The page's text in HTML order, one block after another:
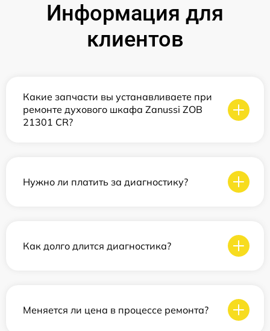
Информация для
клиентов
Какие запчасти вы устанавливаете при
ремонте духового шкафа Zanussi ZOB
21301 CR?
Нужно ли платить за диагностику?
Как долго длится диагностика?
Меняется ли цена в процессе ремонта?